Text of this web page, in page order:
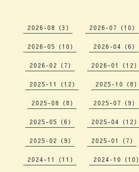
2026-08（3） 2026-07（10）
2026-05（10） 2026-04（6）
2026-02（7） 2026-01（12）
2025-11（12） 2025-10（8）
2025-08（8） 2025-07（9）
2025-05（6） 2025-04（12）
2025-02（9） 2025-01（7）
2024-11（11） 2024-10（10）